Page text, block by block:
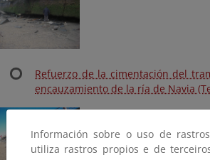
Refuerzo de la cimentación del
encauzamiento de la ría de Navia
Información sobre o uso de
utiliza rastros propios e de